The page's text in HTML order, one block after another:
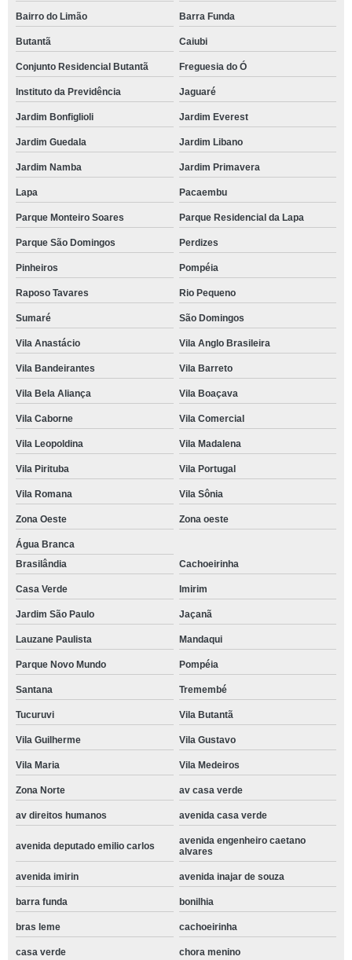
Bairro do Limão Barra Funda
Butantã Caiubi
Conjunto Residencial Butantã Freguesia do Ó
Instituto da Previdência Jaguaré
Jardim Bonfiglioli Jardim Everest
Jardim Guedala Jardim Libano
Jardim Namba Jardim Primavera
Lapa Pacaembu
Parque Monteiro Soares Parque Residencial da Lapa
Parque São Domingos Perdizes
Pinheiros Pompéia
Raposo Tavares Rio Pequeno
Sumaré São Domingos
Vila Anastácio Vila Anglo Brasileira
Vila Bandeirantes Vila Barreto
Vila Bela Aliança Vila Boaçava
Vila Caborne Vila Comercial
Vila Leopoldina Vila Madalena
Vila Pirituba Vila Portugal
Vila Romana Vila Sônia
Zona Oeste Zona oeste
Água Branca
Brasilândia
Cachoeirinha
Casa Verde Imirim
Jardim São Paulo Jaçanã
Lauzane Paulista Mandaqui
Parque Novo Mundo Pompéia
Santana Tremembé
Tucuruvi Vila Butantã
Vila Guilherme Vila Gustavo
Vila Maria Vila Medeiros
Zona Norte av casa verde
av direitos humanos avenida casa verde
avenida deputado emilio carlos
avenida engenheiro caetano
alvares
avenida imirin avenida inajar de souza
barra funda bonilhia
bras leme cachoeirinha
casa verde chora menino